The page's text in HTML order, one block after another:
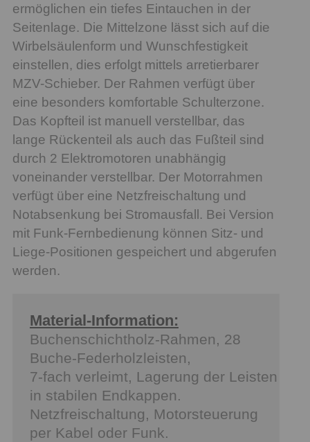
ermöglichen ein tiefes Eintauchen in der
Seitenlage. Die Mittelzone lässt sich auf die
Wirbelsäulenform und Wunschfestigkeit
einstellen, dies erfolgt mittels arretierbarer
MZV-Schieber. Der Rahmen verfügt über
eine besonders komfortable Schulterzone.
Das Kopfteil ist manuell verstellbar, das
lange Rückenteil als auch das Fußteil sind
durch 2 Elektromotoren unabhängig
voneinander verstellbar. Der Motorrahmen
verfügt über eine Netzfreischaltung und
Notabsenkung bei Stromausfall. Bei Version
mit Funk-Fernbedienung können Sitz- und
Liege-Positionen gespeichert und abgerufen
werden.
Material-Information:
Buchenschichtholz-Rahmen, 28
Buche-Federholzleisten,
7-fach verleimt, Lagerung der Leisten
in stabilen Endkappen.
Netzfreischaltung, Motorsteuerung
per Kabel oder Funk.